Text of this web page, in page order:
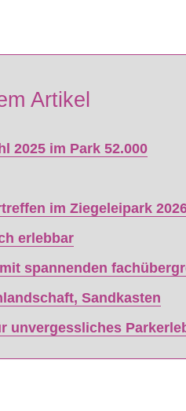
Artikel
2025 im Park 52.000
im Ziegeleipark
erlebbar
spannenden
Sandkasten
unvergessliches